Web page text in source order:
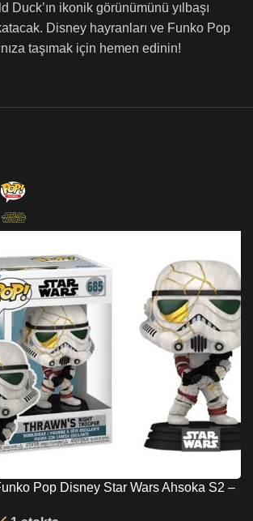
ikonik görünümünü yılbaşı
Disney hayranları ve Funko Pop
taşımak için hemen edinin!
Pop Disney Star Wars Ahsoka S2 –